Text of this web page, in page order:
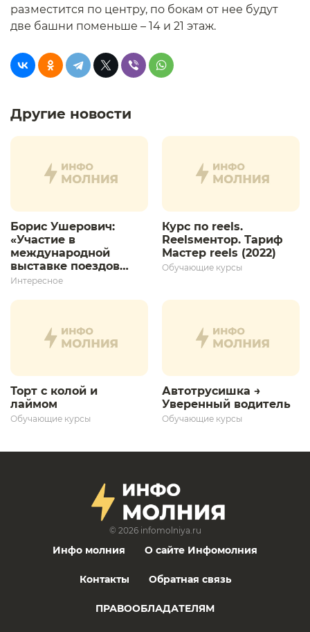
разместится по центру, по бокам от нее будут
две башни поменьше – 14 и 21 этаж.
Другие новости
Борис Ушерович:
«Участие в
международной
выставке поездов
дает толчок для
развития»
Интересное
Курс по reels.
Reelsментор. Тариф
Мастер reels (2022)
Обучающие курсы
Торт с колой и
лаймом
Обучающие курсы
Автотрусишка →
Уверенный водитель​
Обучающие курсы
© 2026 infomolniya.ru
Инфо молния О сайте Инфомолния
Контакты Обратная связь
ПРАВООБЛАДАТЕЛЯМ